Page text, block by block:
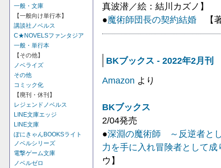
一般・文庫
【一般向け単行本】
講談社ノベルス
C★NOVELSファンタジア
一般・単行本
【その他】
ノベライズ
その他
コミック化
【廃刊・休刊】
レジェンドノベルス
LINE文庫エッジ
LINE文庫
ぽにきゃんBOOKSライト
ノベルシリーズ
電撃ゲーム文庫
ノベルゼロ
真波潜／絵：結川カズノ】
●魔術師団長の契約結婚 【
BKブックス - 2022年2月刊
Amazon より
BKブックス
2/04発売
●深淵の魔術師 ～反逆者と
力を手に入れ冒険者として成
ウ】